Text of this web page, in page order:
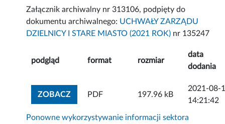
Załącznik archiwalny nr 313106, podpięty do
dokumentu archiwalnego: UCHWAŁY ZARZĄDU
DZIELNICY I STARE MIASTO (2021 ROK) nr 135247
podgląd format rozmiar
data
dodania
ZOBACZZOBACZ ZAŁĄCZNIK
PDF 197.96 kB
2021-08-
14:21:42
Ponowne wykorzystywanie informacji sektora